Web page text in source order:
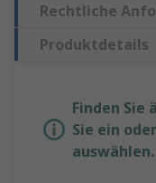
Rechtliche
Produktdetails
Finden Sie
Sie ein
auswählen.